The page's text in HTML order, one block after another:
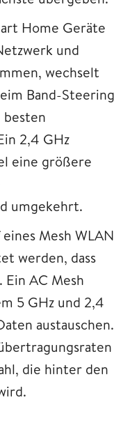
Home Geräte
und
wechselt
Band-Steering
besten
2,4 GHz
eine größere
umgekehrt.
Mesh WLAN
werden, dass
Ein AC Mesh
5 GHz und 2,4
austauschen.
die hinter den